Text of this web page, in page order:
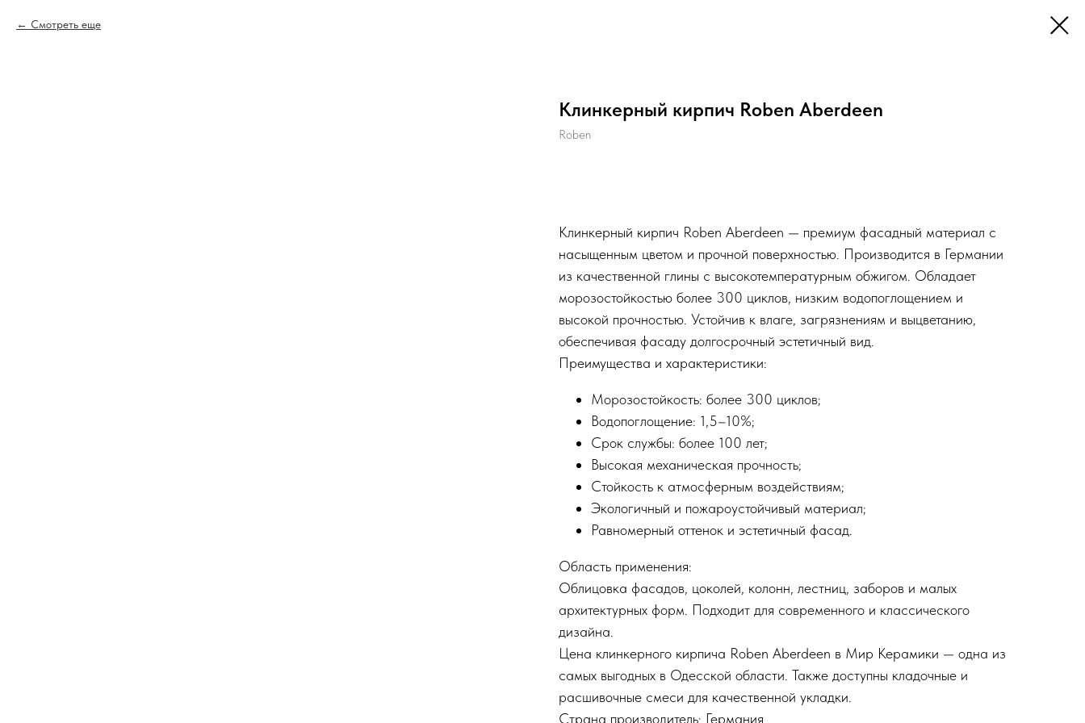
Смотреть еще
Клинкерный кирпич Roben Aberdeen
Roben
Клинкерный кирпич Roben Aberdeen — премиум фасадный материал с
насыщенным цветом и прочной поверхностью. Производится в Германии
из качественной глины с высокотемпературным обжигом. Обладает
морозостойкостью более 300 циклов, низким водопоглощением и
высокой прочностью. Устойчив к влаге, загрязнениям и выцветанию,
обеспечивая фасаду долгосрочный эстетичный вид.
Преимущества и характеристики:
Морозостойкость: более 300 циклов;
Водопоглощение: 1,5–10%;
Срок службы: более 100 лет;
Высокая механическая прочность;
Стойкость к атмосферным воздействиям;
Экологичный и пожароустойчивый материал;
Равномерный оттенок и эстетичный фасад.
Область применения:
Облицовка фасадов, цоколей, колонн, лестниц, заборов и малых
архитектурных форм. Подходит для современного и классического
дизайна.
Цена клинкерного кирпича Roben Aberdeen в Мир Керамики — одна из
самых выгодных в Одесской области. Также доступны кладочные и
расшивочные смеси для качественной укладки.
Страна производитель: Германия